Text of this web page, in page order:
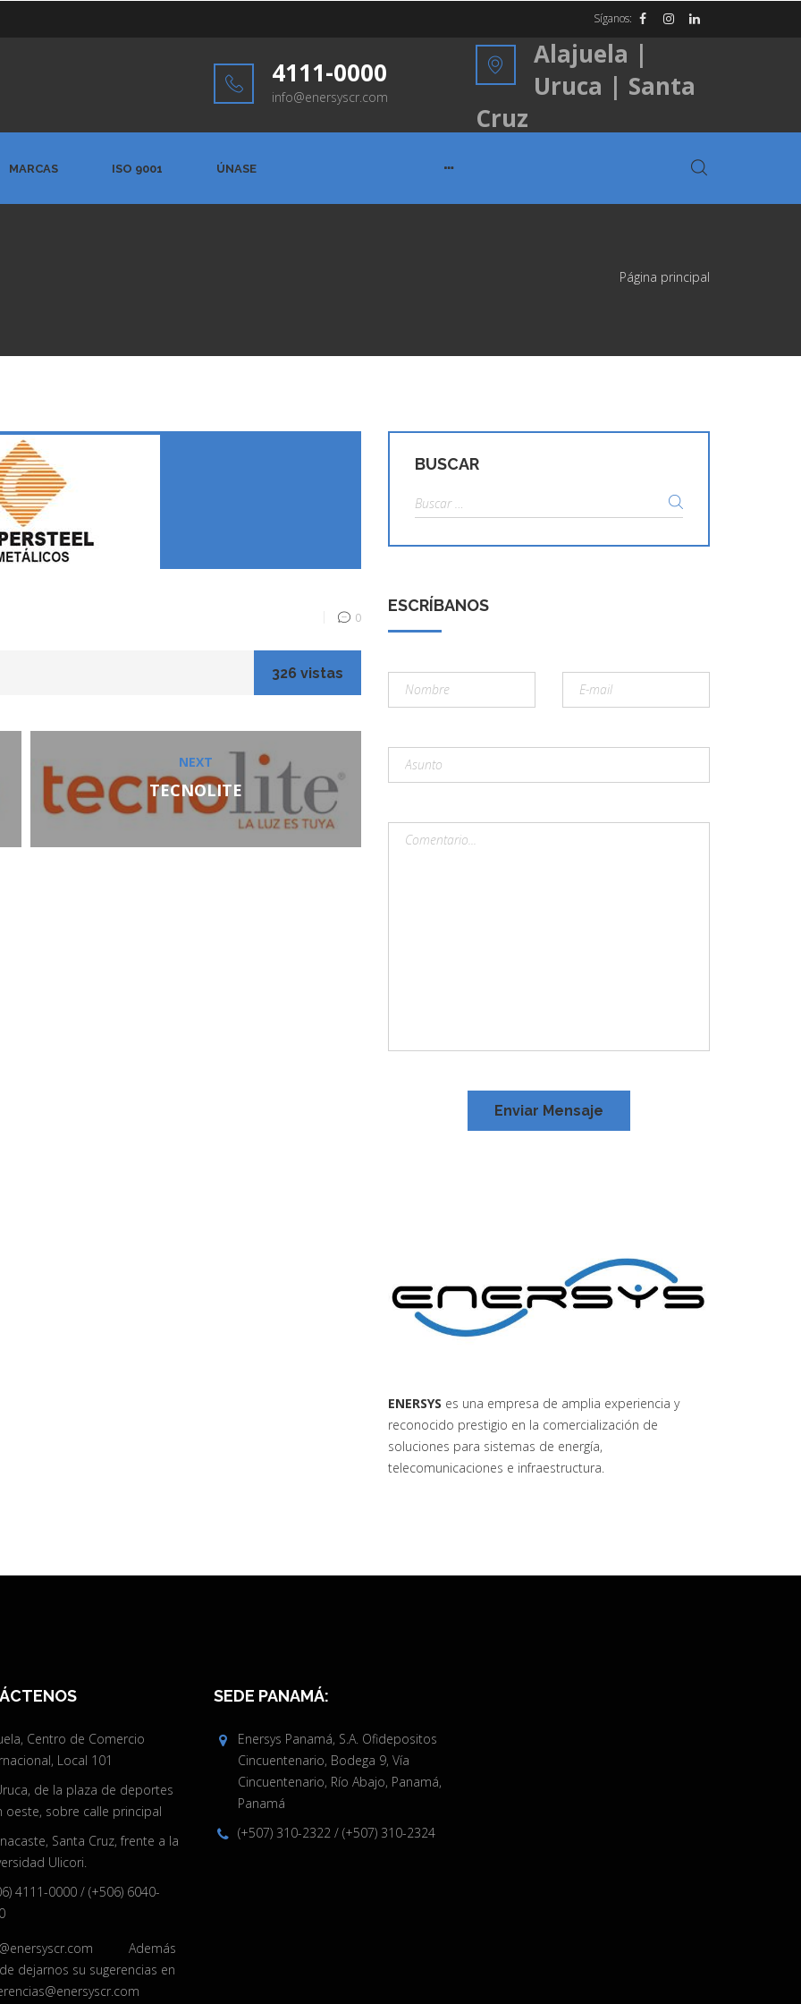
Síganos:
4111-0000
info@enersyscr.com
Alajuela |
Uruca | Santa
Cruz
MARCAS ISO 9001 ÚNASE
Página principal
0
326 vistas
post:
NEXT
TECNOLITE
BUSCAR
Buscar:
ESCRÍBANOS
ENERSYS es una empresa de amplia experiencia y
reconocido prestigio en la comercialización de
soluciones para sistemas de energía,
telecomunicaciones e infraestructura.
Centro de Comercio
Local 101
de la plaza de deportes
oeste, sobre calle principal
Santa Cruz, frente a la
Ulicori.
4111-0000/ (+506) 6040-
Además
dejarnos su sugerencias en
SEDE PANAMÁ:
Enersys Panamá, S.A. Ofidepositos
Cincuentenario, Bodega 9, Vía
Cincuentenario, Río Abajo, Panamá,
Panamá
(+507) 310-2322 / (+507) 310-2324